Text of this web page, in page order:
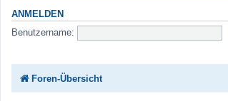
ANMELDEN
Benutzername:
Foren-Übersicht